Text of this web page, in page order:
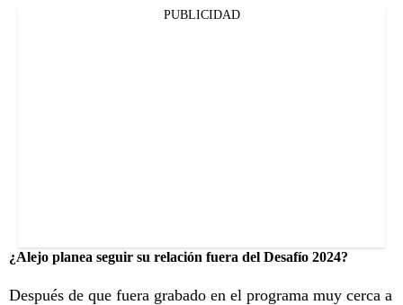
PUBLICIDAD
¿Alejo planea seguir su relación fuera del Desafío 2024?
Después de que fuera grabado en el programa muy cerca a